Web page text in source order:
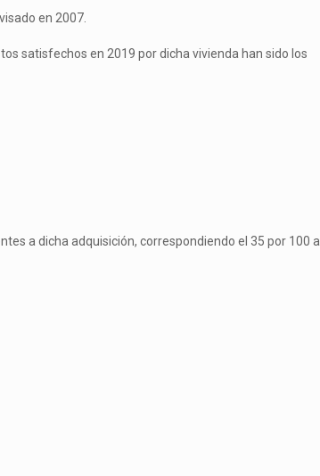
en 2007.
satisfechos en 2019 por dicha vivienda han sido los
a dicha adquisición, correspondiendo el 35 por 100 al